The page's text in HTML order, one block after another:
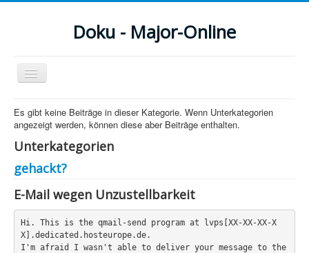
Doku - Major-Online
Navigation
an/aus
PovRay
PHP
Webdesign
CMS
Es gibt keine Beiträge in dieser Kategorie. Wenn Unterkategorien
angezeigt werden, können diese aber Beiträge enthalten.
Unterkategorien
gehackt?
E-Mail wegen Unzustellbarkeit
Hi. This is the qmail-send program at lvps[XX-XX-XX-X
X].dedicated.hosteurope.de.
I'm afraid I wasn't able to deliver your message to the